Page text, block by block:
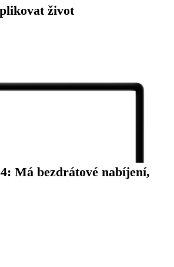
život
Má bezdrátové nabíjení,